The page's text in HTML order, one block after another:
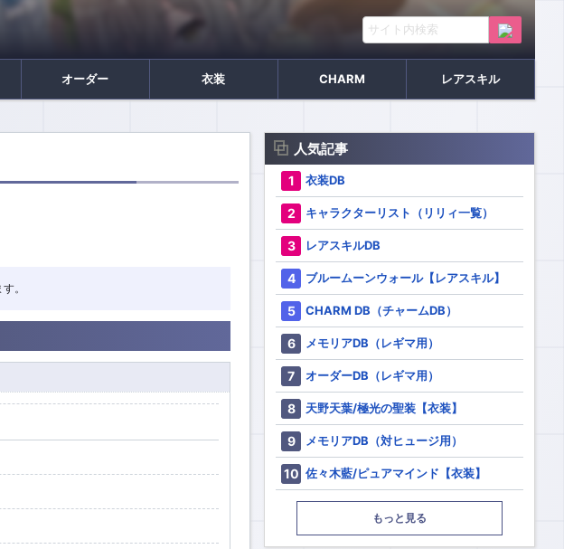
オーダー 衣装 CHARM レアスキル
。
人気記事
衣装DB
キャラクターリスト（リリィ一覧）
レアスキルDB
ブルームーンウォール【レアスキル】
CHARM DB（チャームDB）
メモリアDB（レギマ用）
オーダーDB（レギマ用）
天野天葉/極光の聖装【衣装】
メモリアDB（対ヒュージ用）
佐々木藍/ピュアマインド【衣装】
もっと見る